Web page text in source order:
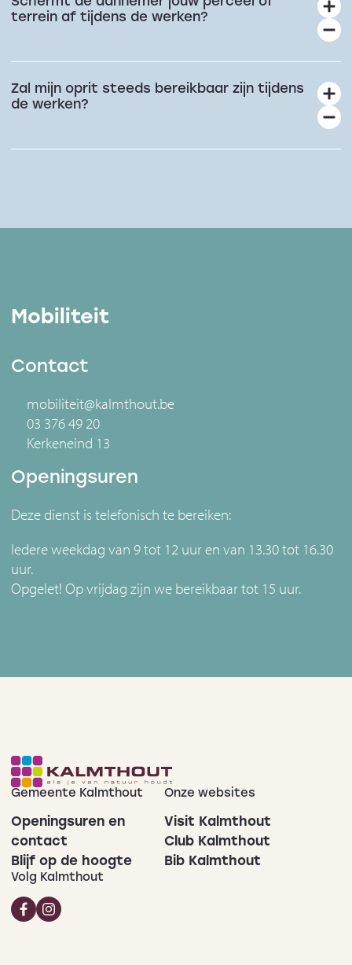
terrein af tijdens de werken?
Zal mijn oprit steeds bereikbaar zijn tijdens
de werken?
Mobiliteit
Contact
mobiliteit@kalmthout.be
03 376 49 20
Kerkeneind 13
Openingsuren
Deze dienst is telefonisch te bereiken:
Iedere weekdag van 9 tot 12 uur en van 13.30 tot 16.30
uur.
Opgelet! Op vrijdag zijn we bereikbaar tot 15 uur.
Gemeente Kalmthout
Openingsuren en
contact
Blijf op de hoogte
Onze websites
Visit Kalmthout
Club Kalmthout
Bib Kalmthout
Volg Kalmthout